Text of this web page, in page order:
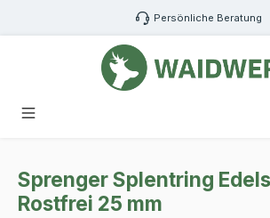
Zum Hauptinhalt springen Persönliche Beratung
Sprenger Splentring
Rostfrei 25 mm